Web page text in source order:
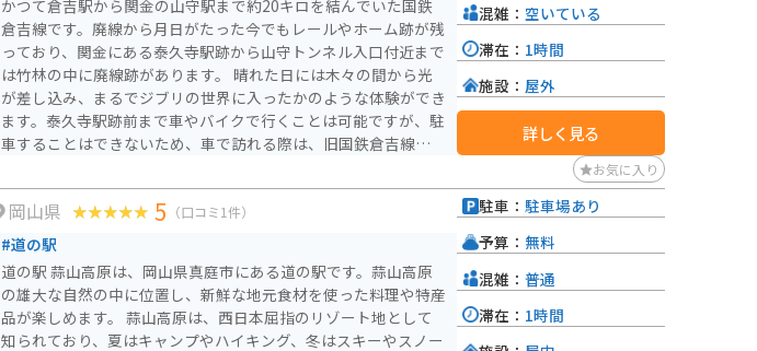
かつて倉吉駅から関金の山守駅まで約20キロを結んでいた国鉄
倉吉線です。廃線から月日がたった今でもレールやホーム跡が残
っており、関金にある泰久寺駅跡から山守トンネル入口付近まで
は竹林の中に廃線跡があります。 晴れた日には木々の間から光
が差し込み、まるでジブリの世界に入ったかのような体験ができ
ます。泰久寺駅跡前まで車やバイクで行くことは可能ですが、駐
車することはできないため、車で訪れる際は、旧国鉄倉吉線跡観
混雑： 空いている
滞在： 1時間
施設： 屋外
詳しく見る
お気に入り
岡山県 5 （口コミ1件）
#道の駅
道の駅 蒜山高原は、岡山県真庭市にある道の駅です。蒜山高原
の雄大な自然の中に位置し、新鮮な地元食材を使った料理や特産
品が楽しめます。 蒜山高原は、西日本屈指のリゾート地として
知られており、夏はキャンプやハイキング、冬はスキーやスノー
駐車： 駐車場あり
予算： 無料
混雑： 普通
滞在： 1時間